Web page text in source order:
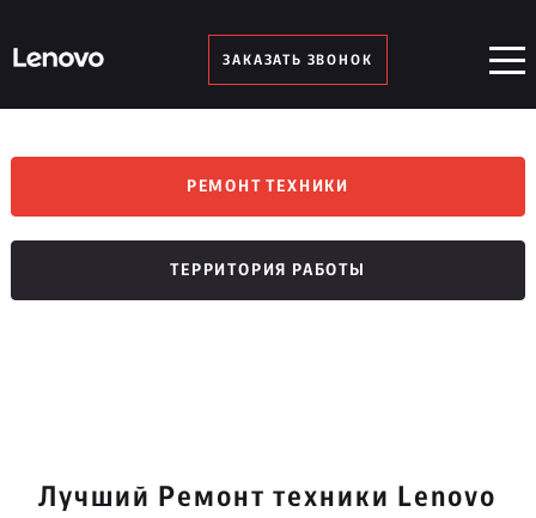
ЗАКАЗАТЬ ЗВОНОК
РЕМОНТ ТЕХНИКИ
ТЕРРИТОРИЯ РАБОТЫ
Лучший Ремонт техники Lenovo